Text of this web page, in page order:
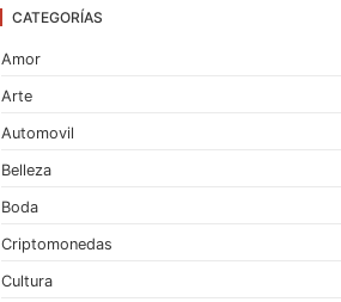
CATEGORÍAS
Amor
Arte
Automovil
Belleza
Boda
Criptomonedas
Cultura